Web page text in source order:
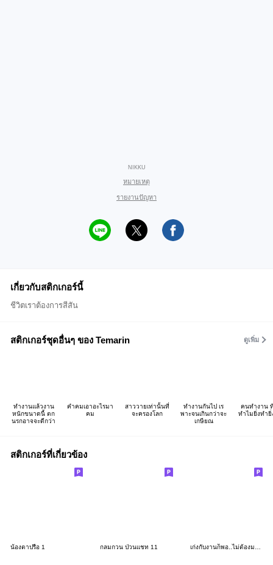
NIKKU
หมายเหตุ
รายงานปัญหา
เกี่ยวกับสติกเกอร์นี้
ชีวิตเราต้องการสีสัน
สติกเกอร์ชุดอื่นๆ ของ Temarin ดูเพิ่ม
ทำงานแล้วงาน
หนักขนาดนี้ ตก
นรกอาจจะดีกว่า
คำคมเอาอะไรมา
คม
สาววายเท่านั้นที่
จะครองโลก
ทำงานกันไป เร
พาะจนเกินกว่าจะ
เกษียณ
คนทำงาน
ทำไมยิ่งทำยิ่
สติกเกอร์ที่เกี่ยวข้อง
น้องตาปรือ 1 กลมกวน ป่วนเเชท 11 เก่งกับงานก็พอ..ไม่ต้องมาเก่งกับกู